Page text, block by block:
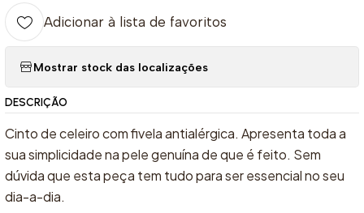
Adicionar à lista de favoritos
Mostrar stock das localizações
DESCRIÇÃO
Cinto de celeiro com fivela antialérgica. Apresenta toda a
sua simplicidade na pele genuína de que é feito. Sem
dúvida que esta peça tem tudo para ser essencial no seu
dia-a-dia.